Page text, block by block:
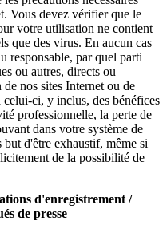
Vous devez vérifier que le
votre utilisation ne contient
que des virus. En aucun cas
responsable, par quel parti
ou autres, directs ou
nos sites Internet ou de
ci, y inclus, des bénéfices
professionnelle, la perte de
dans votre système de
but d'être exhaustif, même si
de la possibilité de
d'enregistrement /
de presse